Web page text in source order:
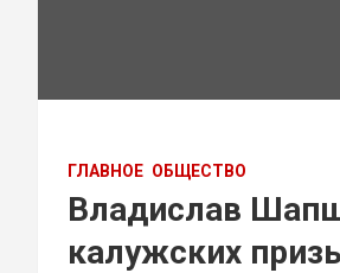
ГЛАВНОЕ ОБЩЕСТВО
Владислав
калужских